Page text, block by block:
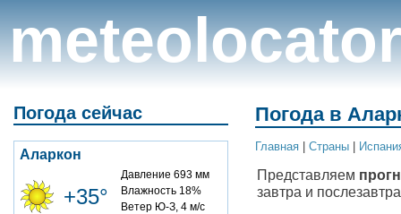
meteolocator
Погода сейчас
Аларкон
+35°
Давление 693 мм
Влажность 18%
Ветер Ю-З, 4 м/с
Погода в
Главная Cтраны
Представляем
завтра и